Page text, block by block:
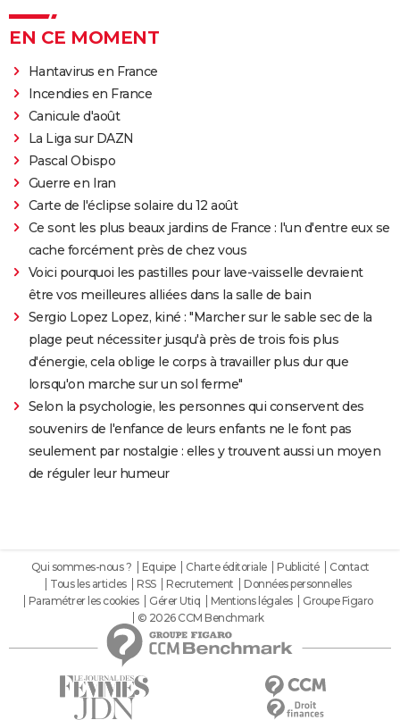
EN CE MOMENT
Hantavirus en France
Incendies en France
Canicule d'août
La Liga sur DAZN
Pascal Obispo
Guerre en Iran
Carte de l'éclipse solaire du 12 août
Ce sont les plus beaux jardins de France : l'un d'entre eux se
cache forcément près de chez vous
Voici pourquoi les pastilles pour lave-vaisselle devraient
être vos meilleures alliées dans la salle de bain
Sergio Lopez Lopez, kiné : "Marcher sur le sable sec de la
plage peut nécessiter jusqu'à près de trois fois plus
d'énergie, cela oblige le corps à travailler plus dur que
lorsqu'on marche sur un sol ferme"
Selon la psychologie, les personnes qui conservent des
souvenirs de l'enfance de leurs enfants ne le font pas
seulement par nostalgie : elles y trouvent aussi un moyen
de réguler leur humeur
Qui sommes-nous ? Equipe Charte éditoriale Publicité
Contact
Tous les articles
RSS Recrutement
Données personnelles
Paramétrer les cookies
Gérer Utiq Mentions légales
Groupe Figaro
© 2026 CCM Benchmark